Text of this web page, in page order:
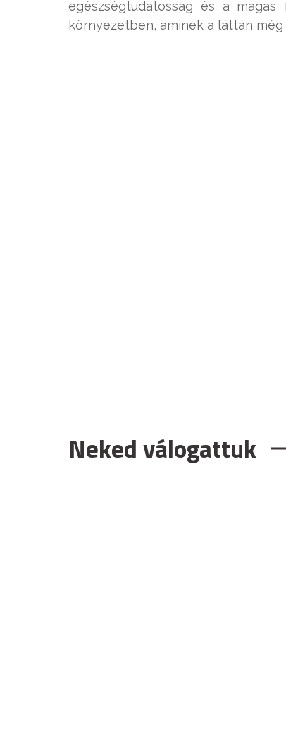
egészségtudatosság és a magas
környezetben, aminek a láttán
Neked válogattuk